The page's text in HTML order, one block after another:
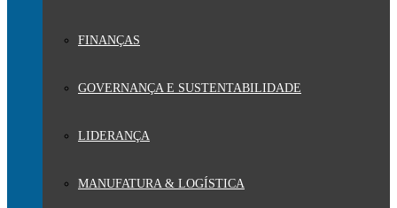
FINANÇAS
GOVERNANÇA E SUSTENTABILIDADE
LIDERANÇA
MANUFATURA & LOGÍSTICA